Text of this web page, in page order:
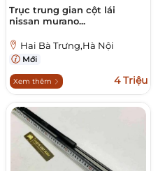
Trục trung gian cột lái
nissan murano...
Hai Bà Trưng,Hà Nội
Mới
Xem thêm 4 Triệu